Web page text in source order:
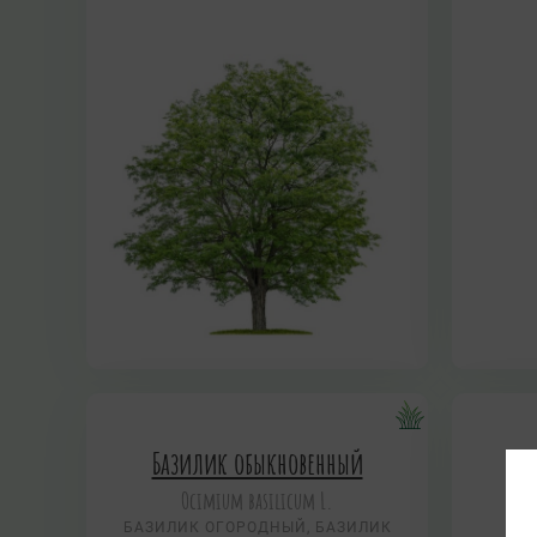
Базилик обыкновенный
Ocimium basilicum L.
БАЗИЛИК ОГОРОДНЫЙ, БАЗИЛИК